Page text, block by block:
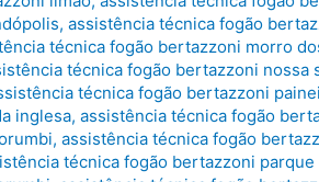
, assistência técnica fogão
técnica fogão bertazzoni morro
técnica fogão bertazzoni nossa
técnica fogão bertazzoni
inglesa, assistência técnica fogão
, assistência técnica fogão
técnica fogão bertazzoni parque